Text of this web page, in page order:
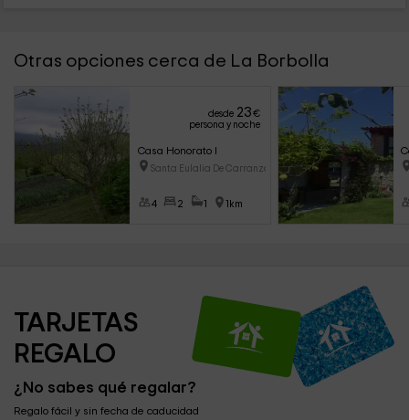
Otras opciones cerca de La Borbolla
desde 23€
persona y noche
Casa Honorato I
Santa Eulalia De Carranzo (Ast
4 2 1 1km
TARJETAS
REGALO
¿No sabes qué regalar?
Regalo fácil y sin fecha de caducidad